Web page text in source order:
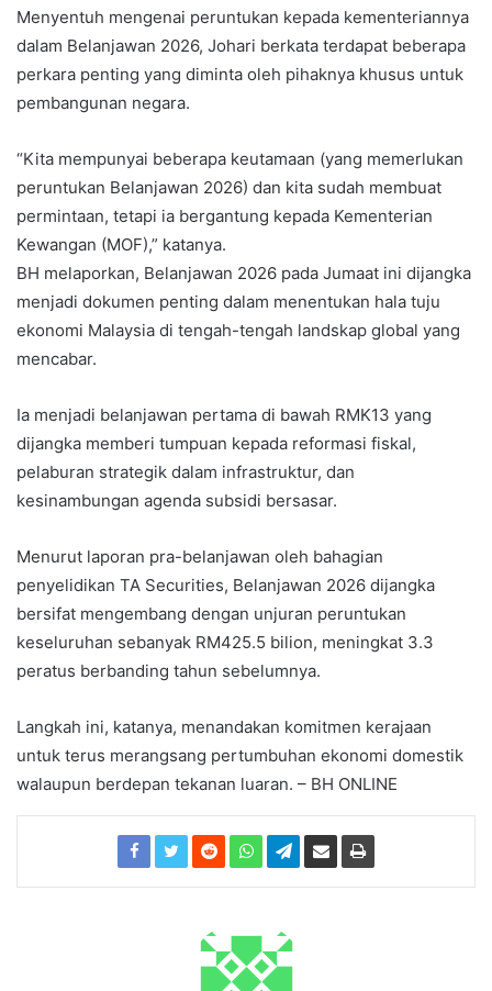
Menyentuh mengenai peruntukan kepada kementeriannya
dalam Belanjawan 2026, Johari berkata terdapat beberapa
perkara penting yang diminta oleh pihaknya khusus untuk
pembangunan negara.
“Kita mempunyai beberapa keutamaan (yang memerlukan
peruntukan Belanjawan 2026) dan kita sudah membuat
permintaan, tetapi ia bergantung kepada Kementerian
Kewangan (MOF),” katanya.
BH melaporkan, Belanjawan 2026 pada Jumaat ini dijangka
menjadi dokumen penting dalam menentukan hala tuju
ekonomi Malaysia di tengah-tengah landskap global yang
mencabar.
Ia menjadi belanjawan pertama di bawah RMK13 yang
dijangka memberi tumpuan kepada reformasi fiskal,
pelaburan strategik dalam infrastruktur, dan
kesinambungan agenda subsidi bersasar.
Menurut laporan pra-belanjawan oleh bahagian
penyelidikan TA Securities, Belanjawan 2026 dijangka
bersifat mengembang dengan unjuran peruntukan
keseluruhan sebanyak RM425.5 bilion, meningkat 3.3
peratus berbanding tahun sebelumnya.
Langkah ini, katanya, menandakan komitmen kerajaan
untuk terus merangsang pertumbuhan ekonomi domestik
walaupun berdepan tekanan luaran. – BH ONLINE